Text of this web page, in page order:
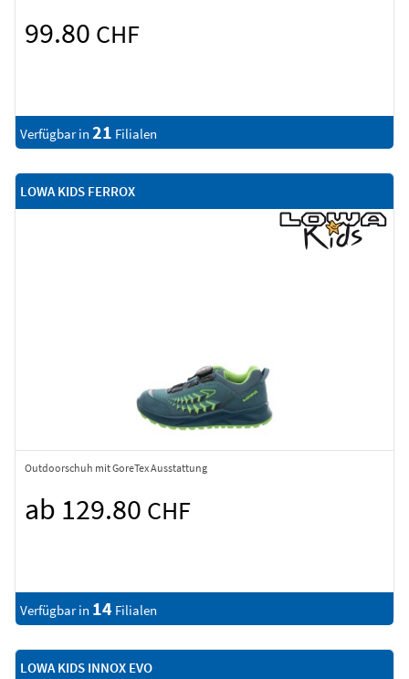
99.80 CHF
Verfügbar in 21 Filialen
LOWA KIDS FERROX
Outdoorschuh mit GoreTex Ausstattung
ab 129.80 CHF
Verfügbar in 14 Filialen
LOWA KIDS INNOX EVO